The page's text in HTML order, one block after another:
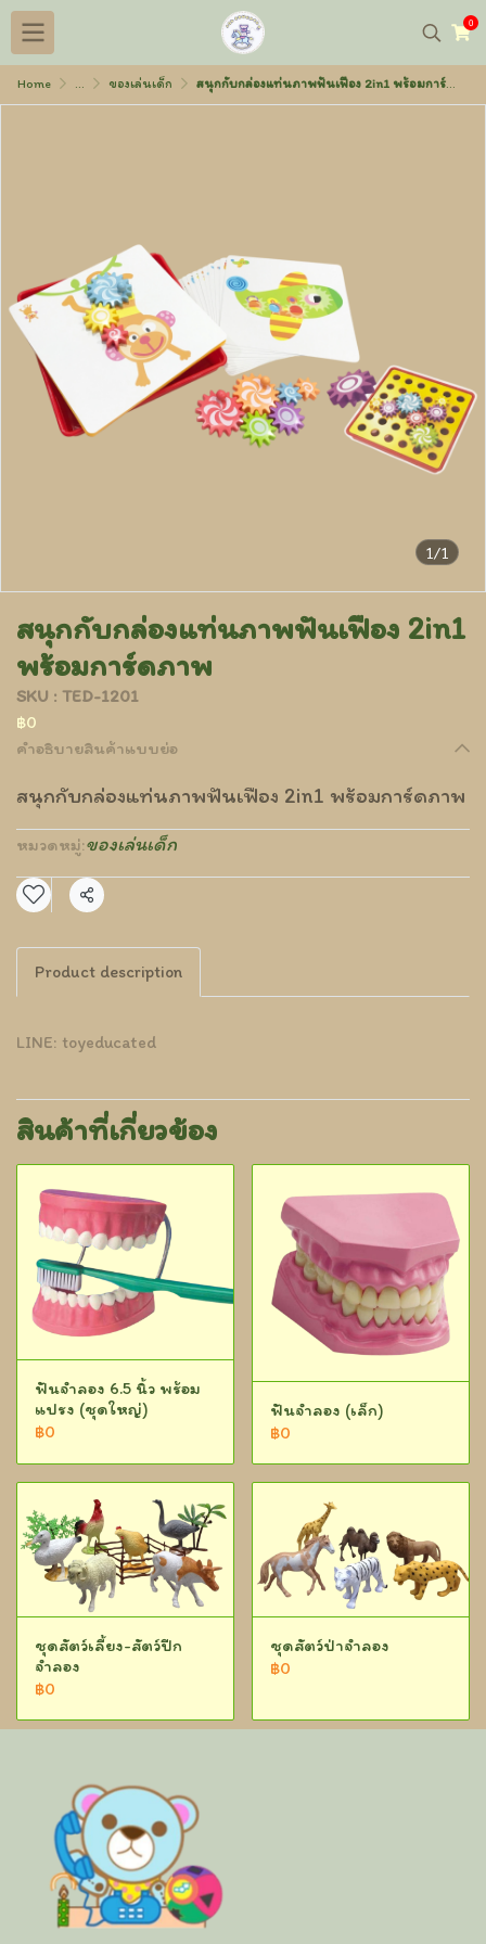
0
Home ... ของเล่นเด็ก สนุกกับกล่องแท่นภาพฟันเฟือง 2in1 พร้อมการ์ดภาพ
1/1
สนุกกับกล่องแท่นภาพฟันเฟือง 2in1
พร้อมการ์ดภาพ
SKU : TED-1201
฿0
คำอธิบายสินค้าแบบย่อ
สนุกกับกล่องแท่นภาพฟันเฟือง 2in1 พร้อมการ์ดภาพ
หมวดหมู่:ของเล่นเด็ก
แชร์
Product description
LINE: toyeducated
สินค้าที่เกี่ยวข้อง
ฟันจำลอง 6.5 นิ้ว พร้อม
แปรง (ชุดใหญ่)
฿0
ฟันจำลอง (เล็ก)
฿0
ชุดสัตว์เลี้ยง-สัตว์ปีก
จำลอง
฿0
ชุดสัตว์ป่าจำลอง
฿0